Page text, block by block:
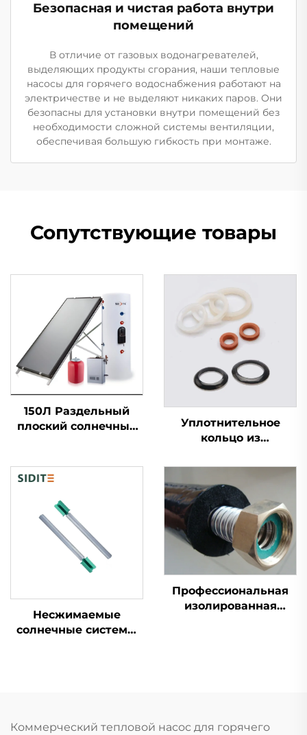
Безопасная и чистая работа внутри
помещений
В отличие от газовых водонагревателей,
выделяющих продукты сгорания, наши тепловые
насосы для горячего водоснабжения работают на
электричестве и не выделяют никаких паров. Они
безопасны для установки внутри помещений без
необходимости сложной системы вентиляции,
обеспечивая большую гибкость при монтаже.
Сопутствующие товары
150Л Раздельный
плоский солнечный
Включает рабочую
станцию
Эффективный
солнечный коллектор
Уплотнительное
кольцо из
силиконового
каучука для
солнечных систем
Водонепроницаемая
трубная прокладка
для бака SFB/SFC
Нагревательные
части воды
Несжимаемые
солнечные системы
Эвакуационные
Профессиональная
изолированная
одинарные
Коммерческий тепловой насос для горячего